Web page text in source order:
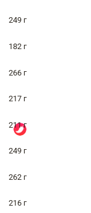
249 г
182 г
266 г
217 г
211 г
249 г
262 г
216 г